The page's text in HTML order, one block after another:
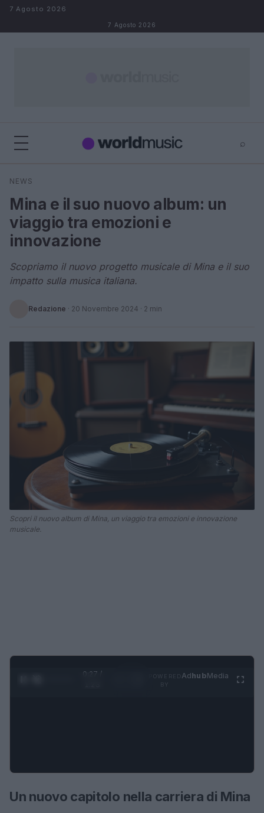
Salta al contenuto
7 Agosto 2026
7 Agosto 2026
⌕
Cerca
NEWS
Mina e il suo nuovo album: un
viaggio tra emozioni e
innovazione
Scopriamo il nuovo progetto musicale di Mina e il suo
impatto sulla musica italiana.
Redazione · 20 Novembre 2024 · 2 min
Scopri il nuovo album di Mina, un viaggio tra emozioni e innovazione
musicale.
0:28 /
AdhubMedia
Un nuovo capitolo nella carriera di Mina